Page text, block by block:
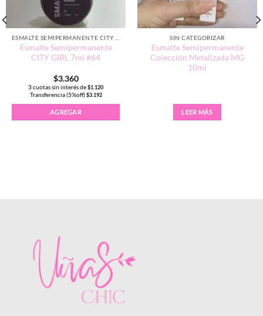
ESMALTE SEMIPERMANENTE CITY GIRL 7ML
Esmalte Semipermanente
CITY GIRL 7ml #64
$3.360
3 cuotas sin interés de $1.120
Transferencia (5%off) $3.192
AGREGAR
SIN CATEGORIZAR
Esmalte Semipermanente
Colección Metalizada MG
10ml
LEER MÁS